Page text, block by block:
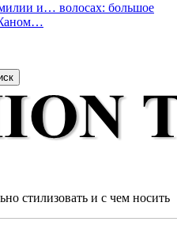
и… волосах: большое
стилизовать и с чем носить